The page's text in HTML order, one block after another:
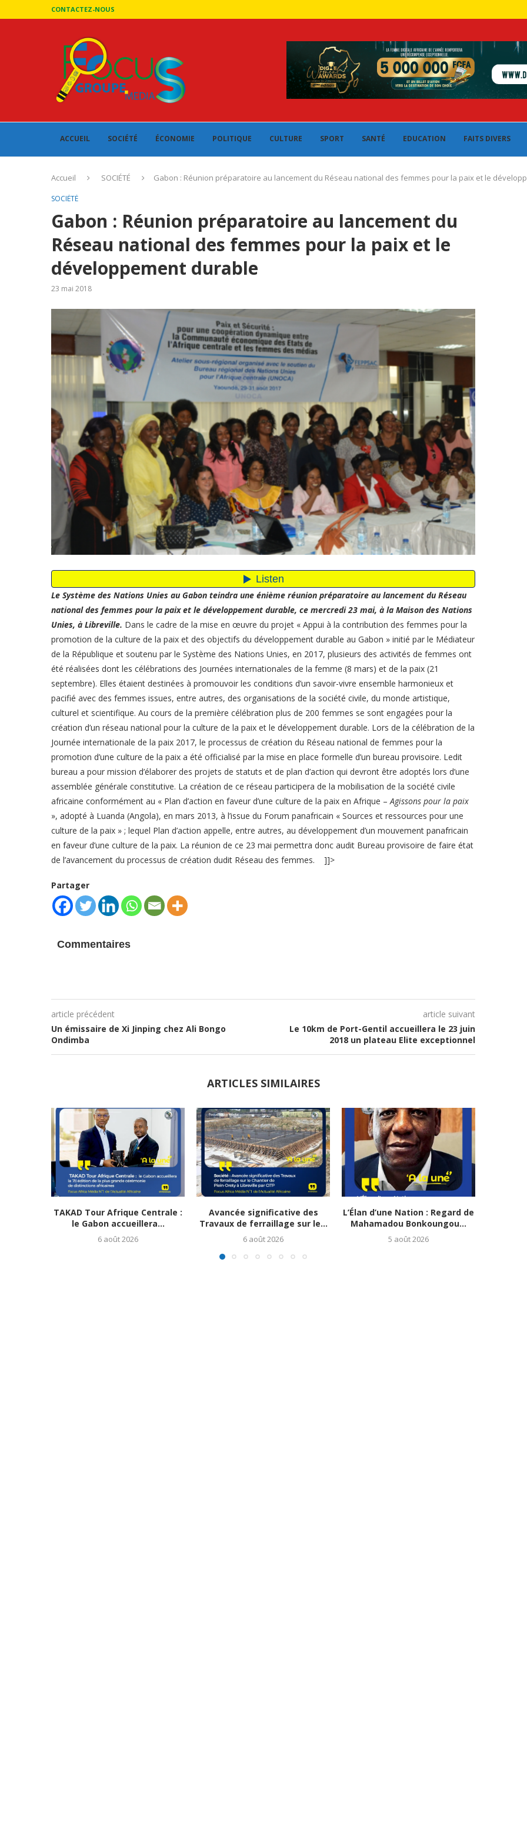
CONTACTEZ-NOUS
ACCUEIL SOCIÉTÉ ÉCONOMIE POLITIQUE CULTURE SPORT SANTÉ EDUCATION FAITS DIVERS
Accueil SOCIÉTÉ Gabon : Réunion préparatoire au lancement du Réseau national des femmes pour la paix et le
SOCIÉTÉ
Gabon : Réunion préparatoire au lancement du
Réseau national des femmes pour la paix et le
développement durable
23 mai 2018
Le Système des Nations Unies au Gabon teindra une énième réunion préparatoire au lancement du Réseau
national des femmes pour la paix et le développement durable, ce mercredi 23 mai, à la Maison des Nations
Unies, à Libreville. Dans le cadre de la mise en œuvre du projet « Appui à la contribution des femmes pour la
promotion de la culture de la paix et des objectifs du développement durable au Gabon » initié par le Médiateur
de la République et soutenu par le Système des Nations Unies, en 2017, plusieurs des activités de femmes ont
été réalisées dont les célébrations des Journées internationales de la femme (8 mars) et de la paix (21
septembre). Elles étaient destinées à promouvoir les conditions d’un savoir-vivre ensemble harmonieux et
pacifié avec des femmes issues, entre autres, des organisations de la société civile, du monde artistique,
culturel et scientifique. Au cours de la première célébration plus de 200 femmes se sont engagées pour la
création d’un réseau national pour la culture de la paix et le développement durable. Lors de la célébration de la
Journée internationale de la paix 2017, le processus de création du Réseau national de femmes pour la
promotion d’une culture de la paix a été officialisé par la mise en place formelle d’un bureau provisoire. Ledit
bureau a pour mission d’élaborer des projets de statuts et de plan d’action qui devront être adoptés lors d’une
assemblée générale constitutive. La création de ce réseau participera de la mobilisation de la société civile
africaine conformément au « Plan d’action en faveur d’une culture de la paix en Afrique –Agissons pour la paix
», adopté à Luanda (Angola), en mars 2013, à l’issue du Forum panafricain « Sources et ressources pour une
culture de la paix » ; lequel Plan d’action appelle, entre autres, au développement d’un mouvement panafricain
en faveur d’une culture de la paix. La réunion de ce 23 mai permettra donc audit Bureau provisoire de faire état
de l’avancement du processus de création dudit Réseau des femmes. ]]>
Partager
Commentaires
article précédent
Un émissaire de Xi Jinping chez Ali Bongo
Ondimba
article suivant
Le 10km de Port-Gentil accueillera le 23 juin
2018 un plateau Elite exceptionnel
ARTICLES SIMILAIRES
TAKAD Tour Afrique Centrale :
le Gabon accueillera...
6 août 2026
Avancée significative des
Travaux de ferraillage sur le...
6 août 2026
L’Élan d’une Nation : Regard de
Mahamadou Bonkoungou...
5 août 2026